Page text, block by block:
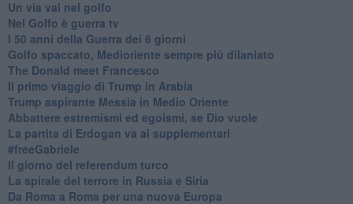
Un via vai nel golfo
Nel Golfo è guerra tv
I 50 anni della Guerra dei 6 giorni
Golfo spaccato, Medioriente sempre più dilaniato
The Donald meet Francesco
Il primo viaggio di Trump in Arabia
Trump aspirante Messia in Medio Oriente
Abbattere estremismi ed egoismi, se Dio vuole
La partita di Erdogan va ai supplementari
#freeGabriele
Il giorno del referendum turco
La spirale del terrore in Russia e Siria
Da Roma a Roma per una nuova Europa